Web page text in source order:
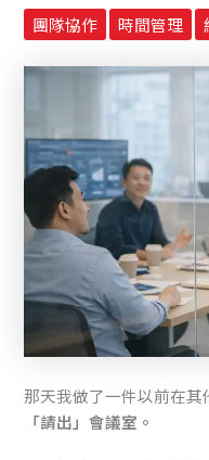
團隊協作 時間管理
那天我做了一件以前在
「請出」會議室。